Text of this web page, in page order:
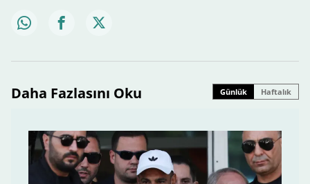
Daha Fazlasını Oku Günlük Haftalık